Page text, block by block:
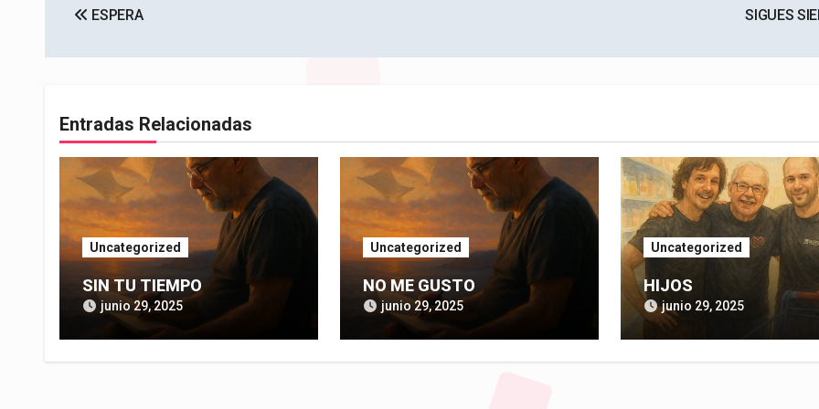
de
entradas
ESPERA SIGUES
Entradas Relacionadas
Uncategorized
SIN TU TIEMPO
junio 29, 2025
Uncategorized
NO ME GUSTO
junio 29, 2025
Uncategorized
HIJOS
junio 29, 2025